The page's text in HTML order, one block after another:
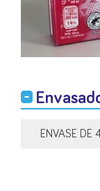
ENVASE DE